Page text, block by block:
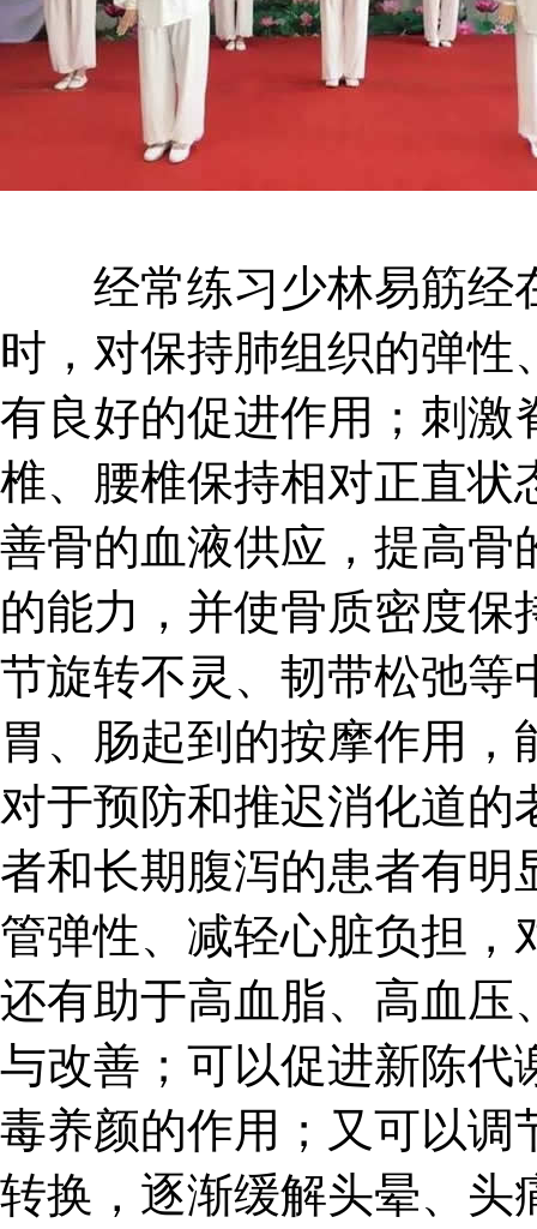
经常练习少林易筋经
时，对保持肺组织的弹
有良好的促进作用；刺激
椎、腰椎保持相对正直状
善骨的血液供应，提高骨
的能力，并使骨质密度
节旋转不灵、韧带松弛等
胃、肠起到的按摩作用
对于预防和推迟消化道
者和长期腹泻的患者有明
管弹性、减轻心脏负担，
还有助于高血脂、高血压
与改善；可以促进新陈代
毒养颜的作用；又可以调
转换，逐渐缓解头晕、头